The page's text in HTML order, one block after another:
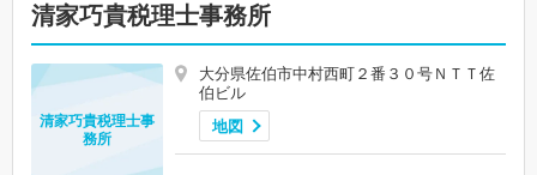
清家巧貴税理士事務所
大分県佐伯市中村西町２番３０号ＮＴＴ佐
伯ビル
地図
清家巧貴税理士事
務所